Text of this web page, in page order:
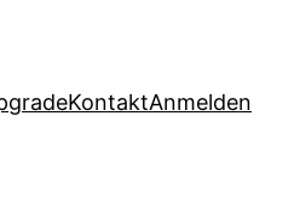
KontaktAnmelden